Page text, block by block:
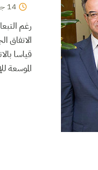
14
رغم
قياسا
الموسعة